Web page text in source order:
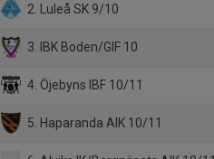
2. Luleå SK 9/10
3. IBK Boden/GIF 10
4. Öjebyns IBF 10/11
5. Haparanda AIK 10/11